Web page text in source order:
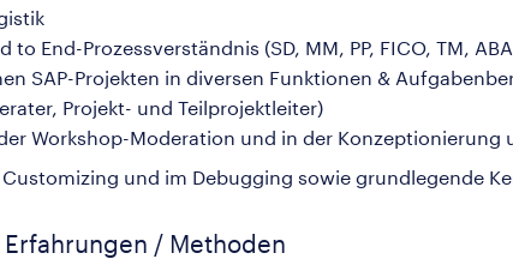
End-Prozessverständnis (SD, MM, PP, FICO, TM,
SAP-Projekten in diversen Funktionen &
Projekt- und Teilprojektleiter)
Workshop-Moderation und in der Konzeptionierung
und im Debugging sowie grundlegende
/ Methoden